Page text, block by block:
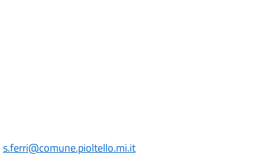
s.ferri@comune.pioltello.mi.it